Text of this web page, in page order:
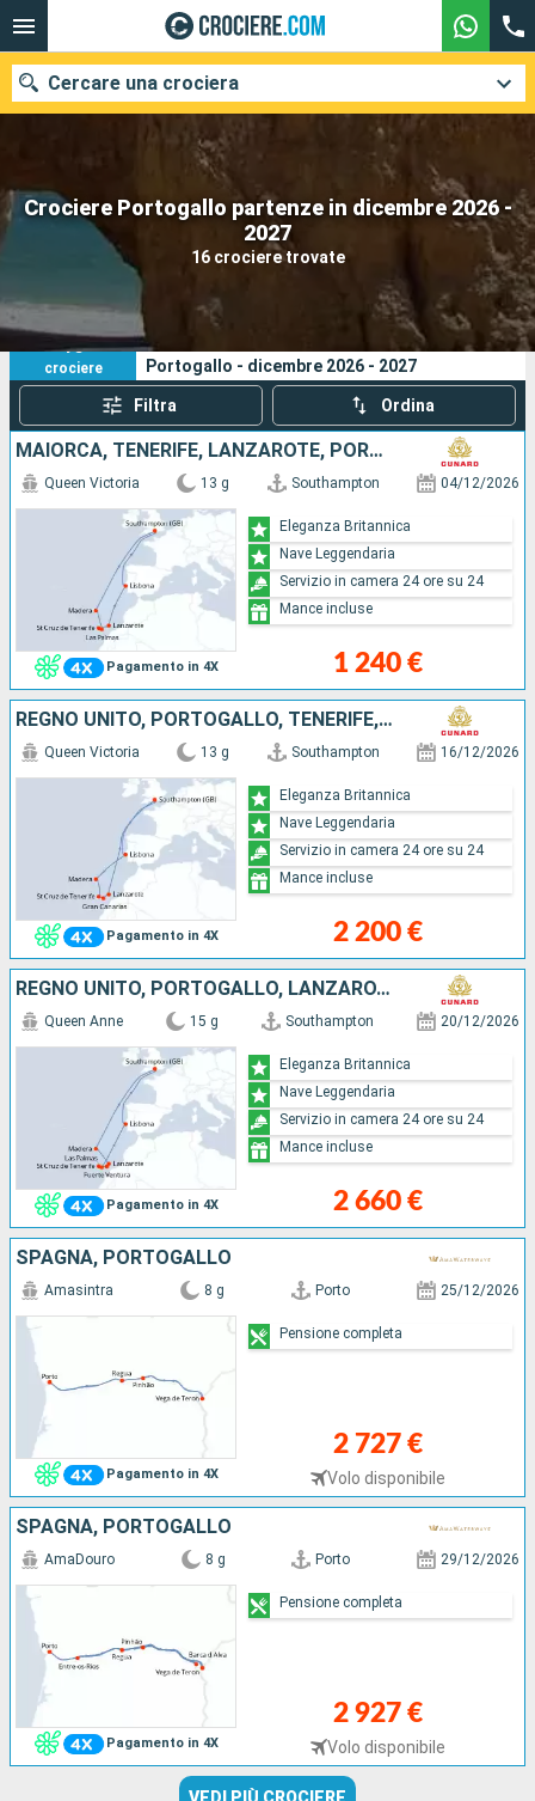
Crociere Portogallo partenze in dicembre 2026 -
2027
16 crociere trovate
Cercare una crociera
Le nostre destinazioni
Mesi di partenza
Compagnie
Ricerca
16
crociere
I tuoi criteri di ricerca:
Portogallo - dicembre 2026 - 2027
Filtra Ordina
MAIORCA, TENERIFE, LANZAROTE, PORTOGALLO, REGNO UNITO
Pagamento in 4X
Queen Victoria 13 g Southampton 04/12/2026
1 240 €
Eleganza Britannica
Nave Leggendaria
Servizio in camera 24 ore su 24
Mance incluse
REGNO UNITO, PORTOGALLO, TENERIFE, SPAGNA, LANZAROTE
Pagamento in 4X
Queen Victoria 13 g Southampton 16/12/2026
2 200 €
Eleganza Britannica
Nave Leggendaria
Servizio in camera 24 ore su 24
Mance incluse
REGNO UNITO, PORTOGALLO, LANZAROTE, FUERTEVENTURA, TENERIFE, MAIORCA
Pagamento in 4X
Queen Anne 15 g Southampton 20/12/2026
2 660 €
Eleganza Britannica
Nave Leggendaria
Servizio in camera 24 ore su 24
Mance incluse
SPAGNA, PORTOGALLO
Pagamento in 4X
Amasintra 8 g Porto 25/12/2026
2 727 €
Volo disponibile
Pensione completa
SPAGNA, PORTOGALLO
Pagamento in 4X
AmaDouro 8 g Porto 29/12/2026
2 927 €
Volo disponibile
Pensione completa